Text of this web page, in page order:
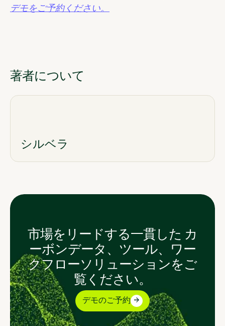
デモをご予約ください。
著者について
シルベラ
市場をリードする一貫した カ
ーボンデータ、ツール、ワー
クフローソリューションをご
覧ください。
デモのご予約